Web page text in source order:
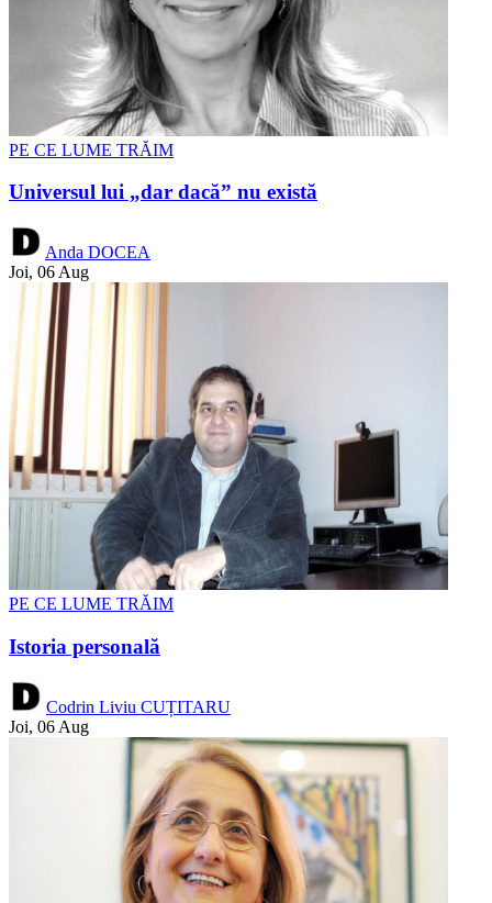
PE CE LUME TRĂIM
Universul lui „dar dacă” nu există
Anda DOCEA
Joi, 06 Aug
PE CE LUME TRĂIM
Istoria personală
Codrin Liviu CUȚITARU
Joi, 06 Aug